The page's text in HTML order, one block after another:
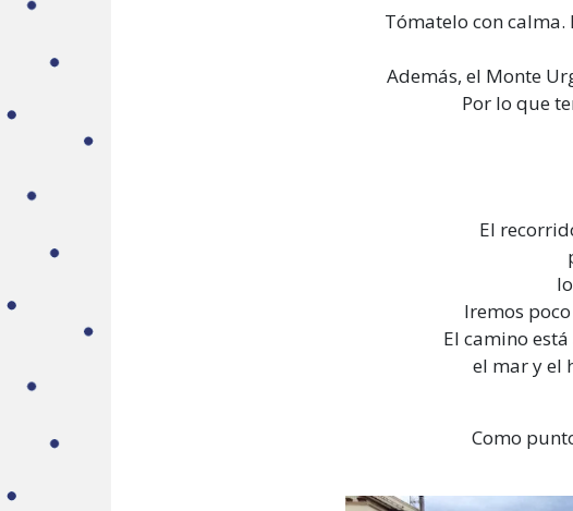
Tómatelo con
Además, el Monte
Por lo que
El
Iremos
El camino
el mar y el
Como